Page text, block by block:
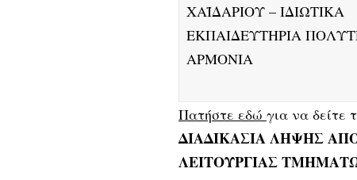
ΧΑΪΔΑΡΙΟΥ – ΙΔΙΩΤΙΚΑ
ΕΚΠΑΙΔΕΥΤΗΡΙΑ
ΑΡΜΟΝΙΑ
Πατήστε εδώ για να δείτε
ΔΙΑΔΙΚΑΣΙΑ ΛΗΨΗΣ
ΛΕΙΤΟΥΡΓΙΑΣ